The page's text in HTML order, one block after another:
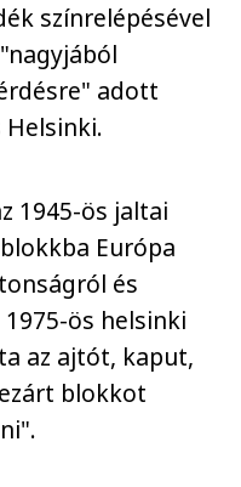
színrelépésével
adott
Helsinki.
1945-ös jaltai
Európa
és
ös helsinki
az ajtót, kaput,
blokkot